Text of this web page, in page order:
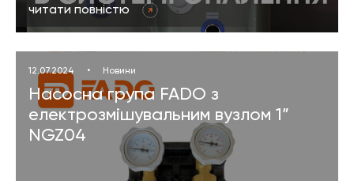
читати повністю
12.07.2024 • Новини
Насосна група FADO з
електрозмішувальним вузлом 1”
NGZ04